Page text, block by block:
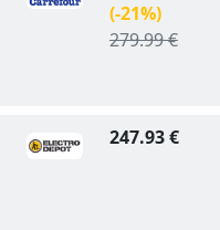
(-21%)
279.99 €
247.93 €